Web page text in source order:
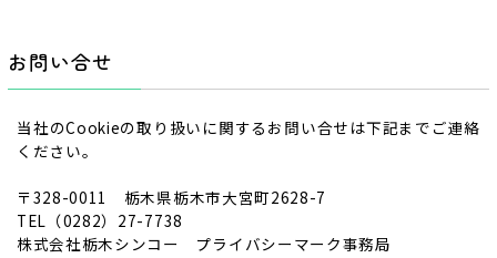
お問い合せ
当社のCookieの取り扱いに関するお問い合せは下記までご連絡
ください。
〒328-0011 栃木県栃木市大宮町2628-7
TEL（0282）27-7738
株式会社栃木シンコー プライバシーマーク事務局